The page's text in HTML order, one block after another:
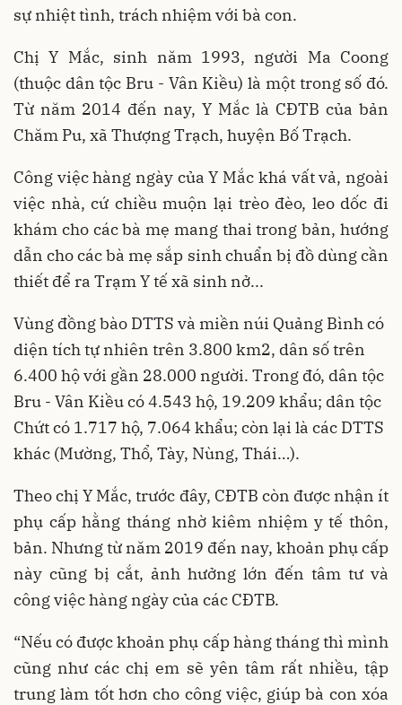
sự nhiệt tình, trách nhiệm với bà con.
Chị Y Mắc, sinh năm 1993, người Ma Coong
(thuộc dân tộc Bru - Vân Kiều) là một trong số đó.
Từ năm 2014 đến nay, Y Mắc là CĐTB của bản
Chăm Pu, xã Thượng Trạch, huyện Bố Trạch.
Công việc hàng ngày của Y Mắc khá vất vả, ngoài
việc nhà, cứ chiều muộn lại trèo đèo, leo dốc đi
khám cho các bà mẹ mang thai trong bản, hướng
dẫn cho các bà mẹ sắp sinh chuẩn bị đồ dùng cần
thiết để ra Trạm Y tế xã sinh nở...
Vùng đồng bào DTTS và miền núi Quảng Bình có
diện tích tự nhiên trên 3.800 km2, dân số trên
6.400 hộ với gần 28.000 người. Trong đó, dân tộc
Bru - Vân Kiều có 4.543 hộ, 19.209 khẩu; dân tộc
Chứt có 1.717 hộ, 7.064 khẩu; còn lại là các DTTS
khác (Mường, Thổ, Tày, Nùng, Thái…).
Theo chị Y Mắc, trước đây, CĐTB còn được nhận ít
phụ cấp hằng tháng nhờ kiêm nhiệm y tế thôn,
bản. Nhưng từ năm 2019 đến nay, khoản phụ cấp
này cũng bị cắt, ảnh hưởng lớn đến tâm tư và
công việc hàng ngày của các CĐTB.
“Nếu có được khoản phụ cấp hàng tháng thì mình
cũng như các chị em sẽ yên tâm rất nhiều, tập
trung làm tốt hơn cho công việc, giúp bà con xóa